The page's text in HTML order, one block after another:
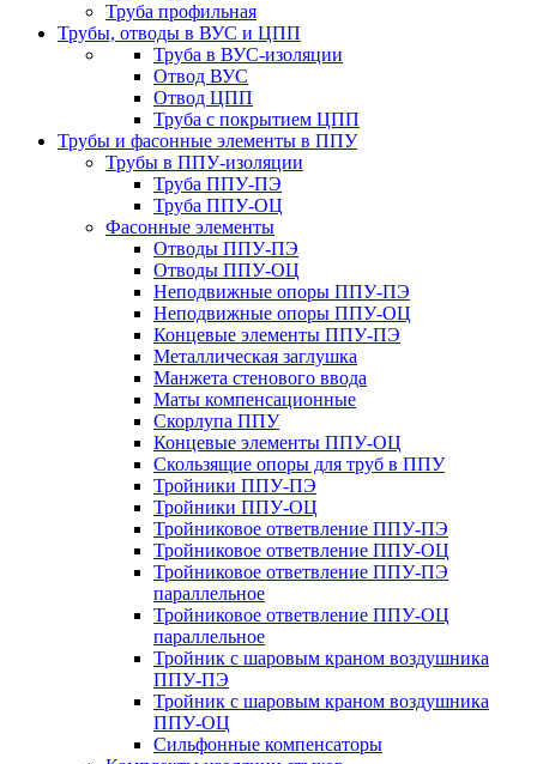
Труба профильная
Трубы, отводы в ВУС и ЦПП
Труба в ВУС-изоляции
Отвод ВУС
Отвод ЦПП
Труба с покрытием ЦПП
Трубы и фасонные элементы в ППУ
Трубы в ППУ-изоляции
Труба ППУ-ПЭ
Труба ППУ-ОЦ
Фасонные элементы
Отводы ППУ-ПЭ
Отводы ППУ-ОЦ
Неподвижные опоры ППУ-ПЭ
Неподвижные опоры ППУ-ОЦ
Концевые элементы ППУ-ПЭ
Металлическая заглушка
Манжета стенового ввода
Маты компенсационные
Скорлупа ППУ
Концевые элементы ППУ-ОЦ
Скользящие опоры для труб в ППУ
Тройники ППУ-ПЭ
Тройники ППУ-ОЦ
Тройниковое ответвление ППУ-ПЭ
Тройниковое ответвление ППУ-ОЦ
Тройниковое ответвление ППУ-ПЭ
параллельное
Тройниковое ответвление ППУ-ОЦ
параллельное
Тройник с шаровым краном воздушника
ППУ-ПЭ
Тройник с шаровым краном воздушника
ППУ-ОЦ
Сильфонные компенсаторы